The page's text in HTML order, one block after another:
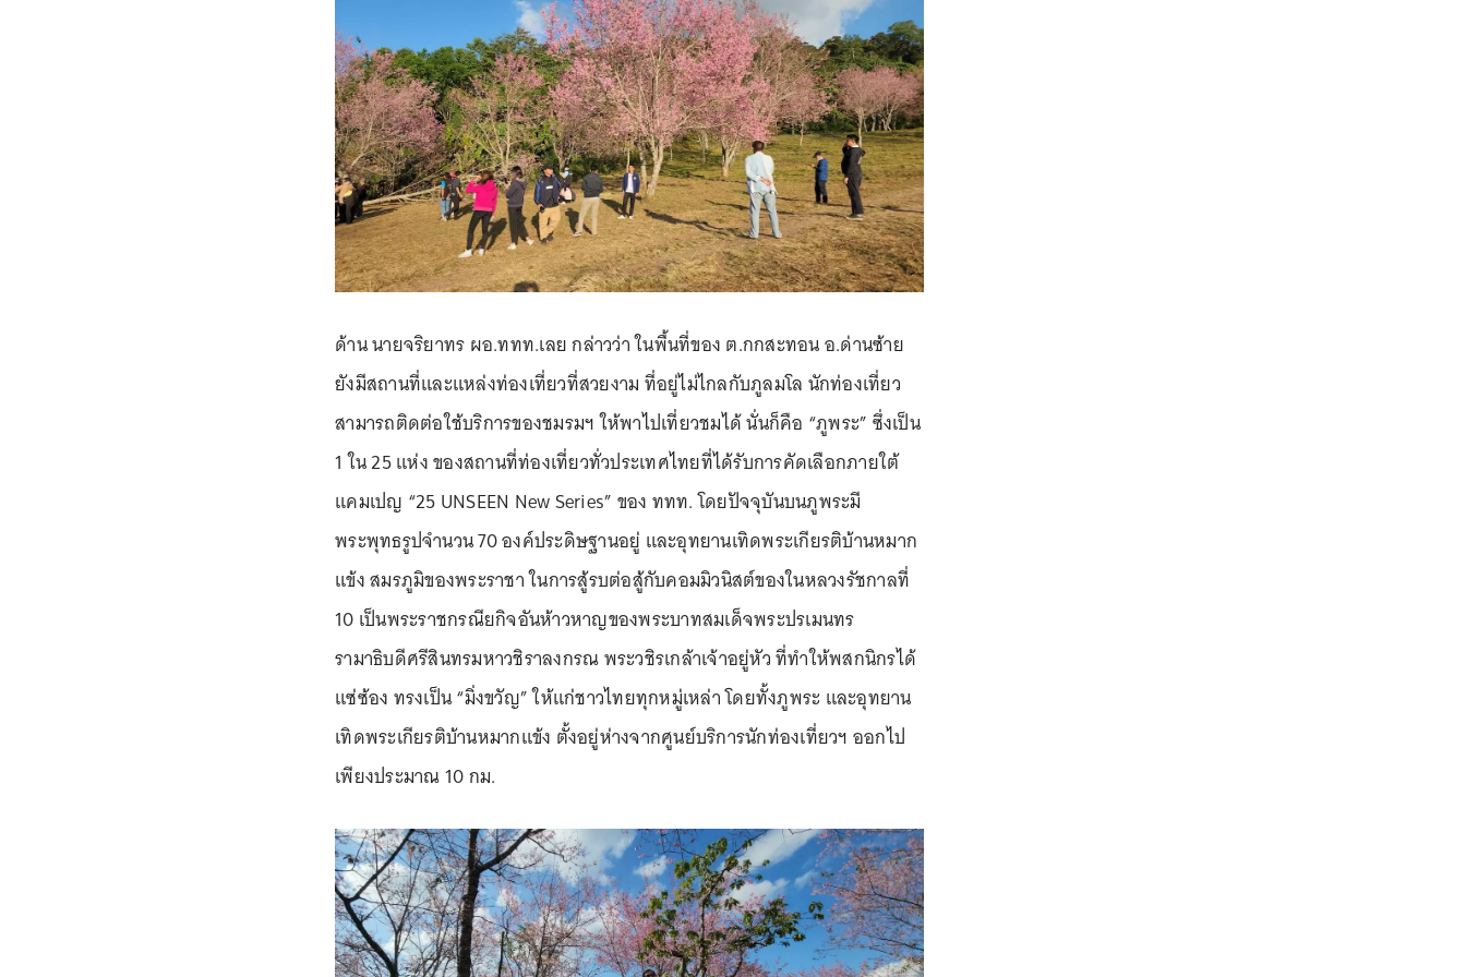
ด้าน นายจริยาทร ผอ.ททท.เลย กล่าวว่า ในพื้นที่ของ ต.กกสะทอน อ.ด่านซ้าย
ยังมีสถานที่และแหล่งท่องเที่ยวที่สวยงาม ที่อยู่ไม่ไกลกับภูลมโล นักท่องเที่ยว
สามารถติดต่อใช้บริการของชมรมฯ ให้พาไปเที่ยวชมได้ นั่นก็คือ “ภูพระ” ซึ่งเป็น
1 ใน 25 แห่ง ของสถานที่ท่องเที่ยวทั่วประเทศไทยที่ได้รับการคัดเลือกภายใต้
แคมเปญ “25 UNSEEN New Series” ของ ททท. โดยปัจจุบันบนภูพระมี
พระพุทธรูปจำนวน 70 องค์ประดิษฐานอยู่ และอุทยานเทิดพระเกียรติบ้านหมาก
แข้ง สมรภูมิของพระราชา ในการสู้รบต่อสู้กับคอมมิวนิสต์ของในหลวงรัชกาลที่
10 เป็นพระราชกรณียกิจอันห้าวหาญของพระบาทสมเด็จพระปรเมนทร
รามาธิบดีศรีสินทรมหาวชิราลงกรณ พระวชิรเกล้าเจ้าอยู่หัว ที่ทำให้พสกนิกรได้
แซ่ซ้อง ทรงเป็น “มิ่งขวัญ” ให้แก่ชาวไทยทุกหมู่เหล่า โดยทั้งภูพระ และอุทยาน
เทิดพระเกียรติบ้านหมากแข้ง ตั้งอยู่ห่างจากศูนย์บริการนักท่องเที่ยวฯ ออกไป
เพียงประมาณ 10 กม.